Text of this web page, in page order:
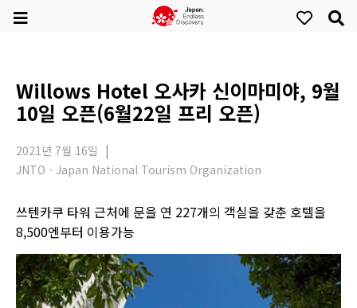
Willows Hotel 오사카 신이마미야, 9월
10일 오픈(6월22일 프리 오픈)
2021년 7월 16일
JNTO - Japan National Tourism Organization
쓰텐카쿠 타워 근처에 문을 연 227개의 객실을 갖춘 호텔을
8,500엔부터 이용가능